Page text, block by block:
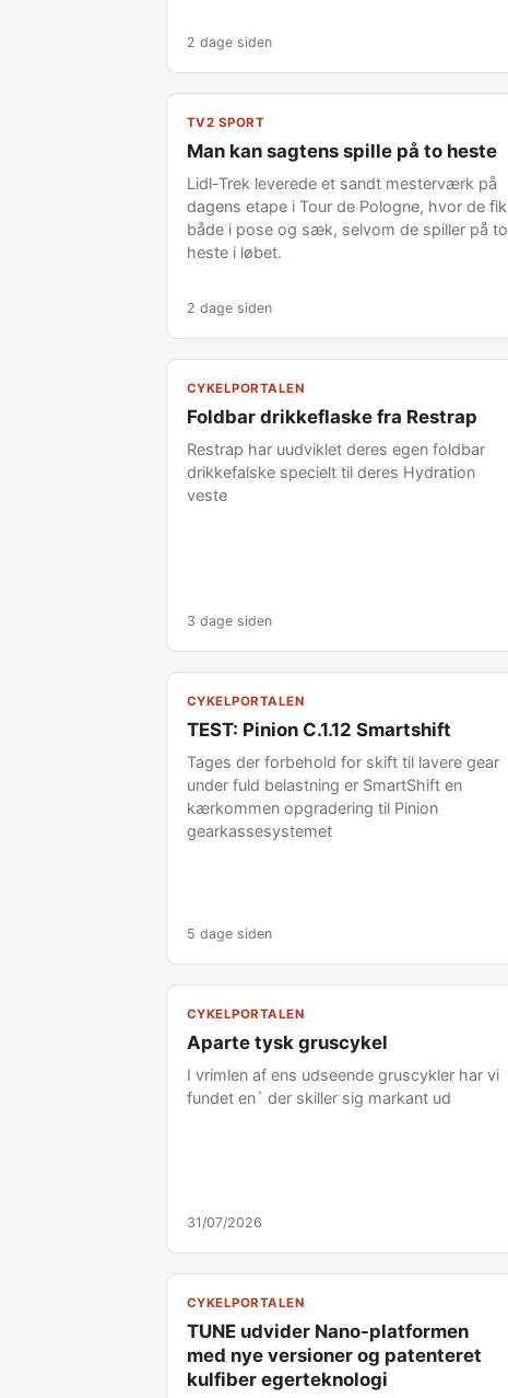
2 dage siden
TV2 SPORT
Man kan sagtens spille på to heste
Lidl-Trek leverede et sandt mesterværk på
dagens etape i Tour de Pologne, hvor de fik
både i pose og sæk, selvom de spiller på to
heste i løbet.
2 dage siden
CYKELPORTALEN
Foldbar drikkeflaske fra Restrap
Restrap har uudviklet deres egen foldbar
drikkefalske specielt til deres Hydration
veste
3 dage siden
CYKELPORTALEN
TEST: Pinion C.1.12 Smartshift
Tages der forbehold for skift til lavere gear
under fuld belastning er SmartShift en
kærkommen opgradering til Pinion
gearkassesystemet
5 dage siden
CYKELPORTALEN
Aparte tysk gruscykel
I vrimlen af ens udseende gruscykler har vi
fundet en´ der skiller sig markant ud
31/07/2026
CYKELPORTALEN
TUNE udvider Nano-platformen
med nye versioner og patenteret
kulfiber egerteknologi